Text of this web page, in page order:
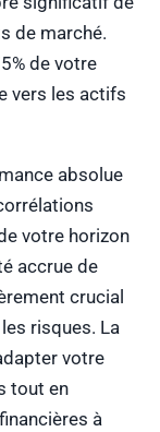
de marché.
de votre
vers les actifs
absolue
votre horizon
accrue de
crucial
risques. La
votre
tout en
à